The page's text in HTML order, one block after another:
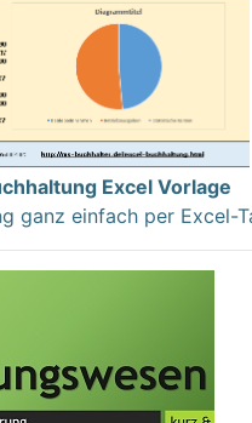
Excel Vorlage
ganz einfach per Excel-